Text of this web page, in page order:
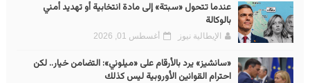
عندما تتحول «سبتة» إلى مادة انتخابية أو تهديد أمني
بالوكالة
الإيطالية نيوز أغسطس 01, 2026
«سانشيز» يرد بالأرقام على «ميلوني»: التضامن خيار.. لكن
احترام القوانين الأوروبية ليس كذلك